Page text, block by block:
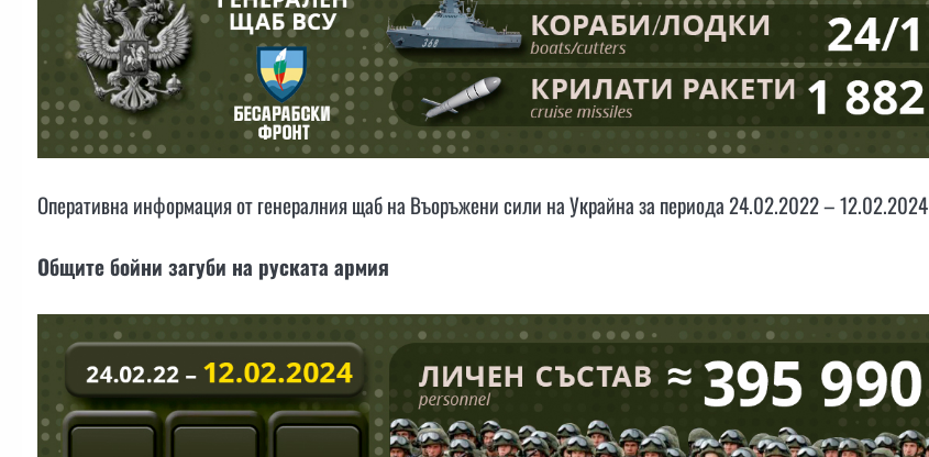
Оперативна информация от генералния щаб на Въоръжени сили на Украйна за периода 24.02.2022 – 12.02.2024
Общите бойни загуби на руската армия